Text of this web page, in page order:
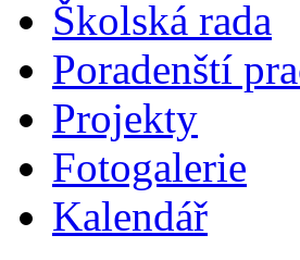
Školská rada
Poradenští
Projekty
Fotogalerie
Kalendář